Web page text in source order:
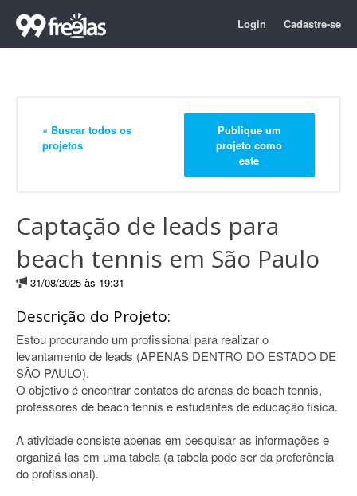
Login Cadastre-se
« Buscar todos os
projetos
Publique um
projeto como
este
Captação de leads para
beach tennis em São Paulo
31/08/2025 às 19:31
Descrição do Projeto:
Estou procurando um profissional para realizar o
levantamento de leads (APENAS DENTRO DO ESTADO DE
SÃO PAULO).
O objetivo é encontrar contatos de arenas de beach tennis,
professores de beach tennis e estudantes de educação física.
A atividade consiste apenas em pesquisar as informações e
organizá-las em uma tabela (a tabela pode ser da preferência
do profissional).